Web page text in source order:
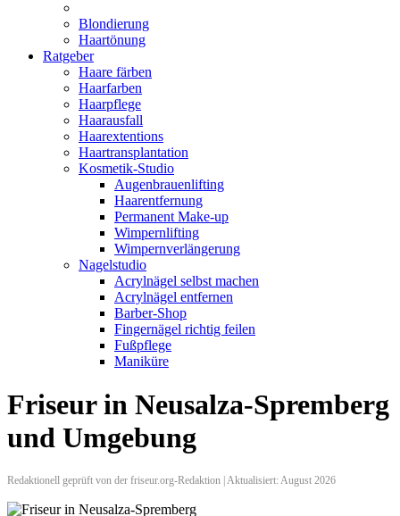
Blondierung
Haartönung
Ratgeber
Haare färben
Haarfarben
Haarpflege
Haarausfall
Haarextentions
Haartransplantation
Kosmetik-Studio
Augenbrauenlifting
Haarentfernung
Permanent Make-up
Wimpernlifting
Wimpernverlängerung
Nagelstudio
Acrylnägel selbst machen
Acrylnägel entfernen
Barber-Shop
Fingernägel richtig feilen
Fußpflege
Maniküre
Friseur in Neusalza-Spremberg
und Umgebung
Redaktionell geprüft von der friseur.org-Redaktion | Aktualisiert: August 2026